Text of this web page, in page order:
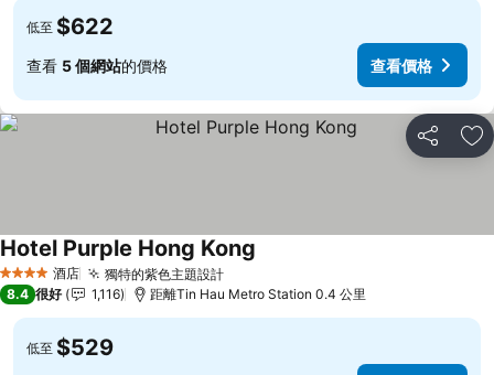
低至 $622
查看 5 個網站的價格 查看價格
分享 放
4 星級 酒店 獨特的紫色主題設計
Hotel Purple Hong Kong
8.4 很好 1,116 距離Tin Hau Metro Station 0.4 公里
低至 $529